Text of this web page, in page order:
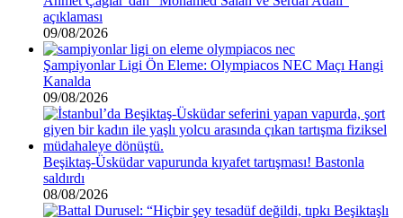
açıklaması
09/08/2026
Şampiyonlar Ligi Ön Eleme: Olympiacos NEC Maçı Hangi
Kanalda
09/08/2026
Beşiktaş-Üsküdar vapurunda kıyafet tartışması! Bastonla
saldırdı
08/08/2026